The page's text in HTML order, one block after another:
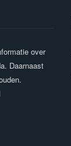
over
Daarnaast